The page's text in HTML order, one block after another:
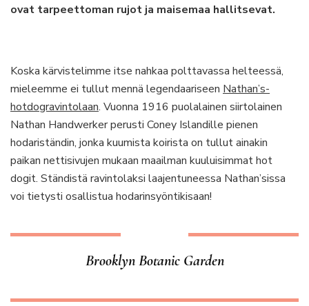
ovat tarpeettoman rujot ja maisemaa hallitsevat.
Koska kärvistelimme itse nahkaa polttavassa helteessä,
mieleemme ei tullut mennä legendaariseen Nathan’s-
hotdogravintolaan. Vuonna 1916 puolalainen siirtolainen
Nathan Handwerker perusti Coney Islandille pienen
hodariständin, jonka kuumista koirista on tullut ainakin
paikan nettisivujen mukaan maailman kuuluisimmat hot
dogit. Ständistä ravintolaksi laajentuneessa Nathan’sissa
voi tietysti osallistua hodarinsyöntikisaan!
Brooklyn Botanic Garden